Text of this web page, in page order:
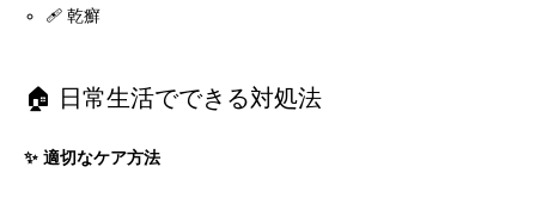
🩹 乾癬
🏠 日常生活でできる対処法
✨ 適切なケア方法